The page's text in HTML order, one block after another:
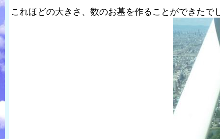
これほどの大きさ、数のお墓を作ることができたで